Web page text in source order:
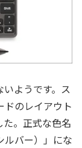
ようです。ス
のレイアウト
。正式な色名
ルバー）」にな